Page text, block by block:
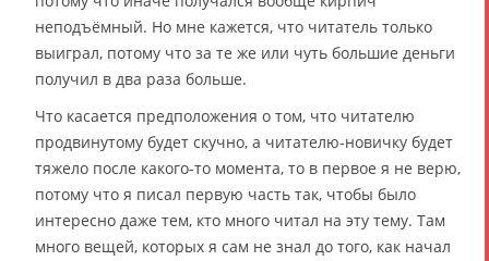
неподъёмный. Но мне кажется, что читатель только
выиграл, потому что за те же или чуть большие деньги
получил в два раза больше.
Что касается предположения о том, что читателю
продвинутому будет скучно, а читателю-новичку будет
тяжело после какого-то момента, то в первое я не верю,
потому что я писал первую часть так, чтобы было
интересно даже тем, кто много читал на эту тему. Там
много вещей, которых я сам не знал до того, как начал